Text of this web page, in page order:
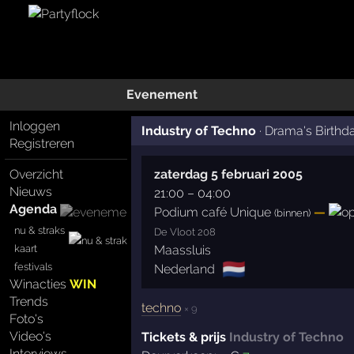
Evenement
Inloggen
Registreren
Overzicht
Nieuws
Agenda
nu & straks
kaart
festivals
WinactiesWIN
Trends
Foto's
Video's
Industry of Techno· Drama's
zaterdag 5 februari 2005
21:00 – 04:00
Podium café Unique (binnen) —
De Vloot 208
Maassluis
Nederland 🇳🇱
techno × 9
Tickets & prijs Industry of Techno